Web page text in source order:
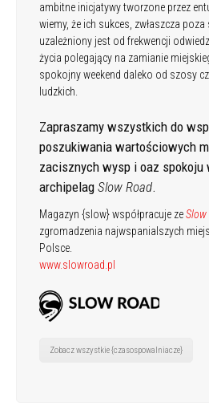
ambitne inicjatywy tworzone przez
wiemy, że ich sukces, zwłaszcza
uzależniony jest od frekwencji
życia polegający na zamianie
spokojny weekend daleko od szosy
ludzkich.
Zapraszamy wszystkich do
poszukiwania wartościowych
zacisznych wysp i oaz spokoju
archipelag Slow Road.
Magazyn {slow} współpracuje zeSlow
zgromadzenia najwspanialszych
Polsce.
www.slowroad.pl
Zobacz wszystkie {czasospowalniacze}